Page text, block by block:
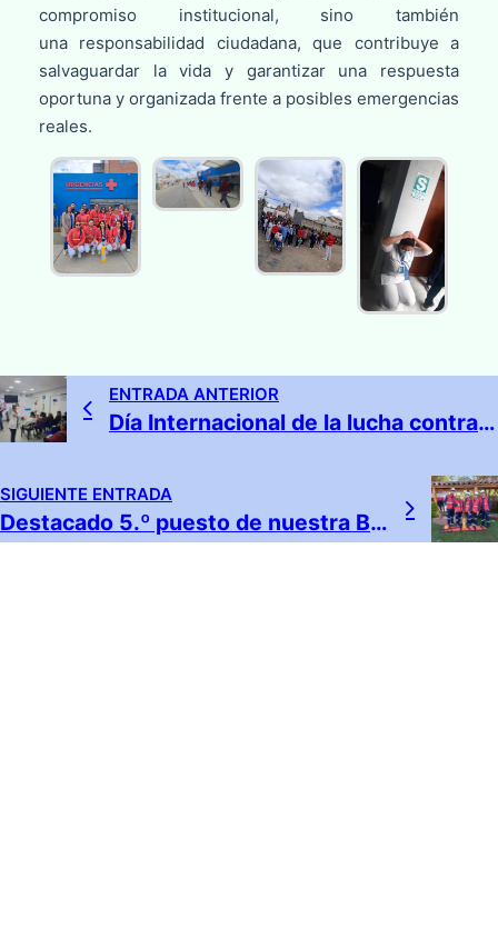
compromiso institucional, sino también
una responsabilidad ciudadana, que contribuye a
salvaguardar la vida y garantizar una respuesta
oportuna y organizada frente a posibles emergencias
reales.
ENTRADA ANTERIOR
Día Internacional de la lucha contra el Cáncer de Mama
SIGUIENTE ENTRADA
Destacado 5.º puesto de nuestra Brigada en Olimpiadas ARL Colmena